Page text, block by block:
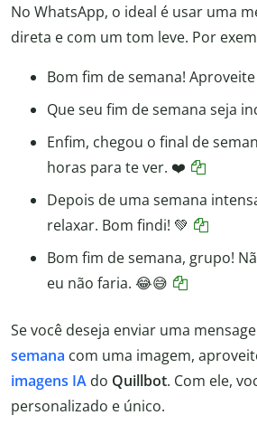
No WhatsApp, o ideal é usar uma
direta e com um tom leve. Por
Bom fim de semana!
Que seu fim de semana seja
Enfim, chegou o final de
horas para te ver. ❤️
Depois de uma semana
relaxar. Bom findi! 💚
Bom fim de semana, grupo!
eu não faria. 😂😅
Se você deseja enviar uma
semana com uma imagem,
imagens IA do Quillbot. Com ele,
personalizado e único.